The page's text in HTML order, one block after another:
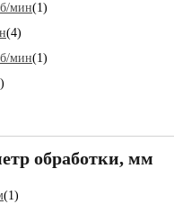
мин(1)
(4)
мин(1)
)
обработки, мм
(1)